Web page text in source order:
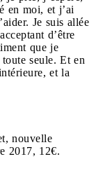
en moi, et j’ai
Je suis allée
d’être
que je
seule. Et en
et la
nouvelle
2017, 12€.